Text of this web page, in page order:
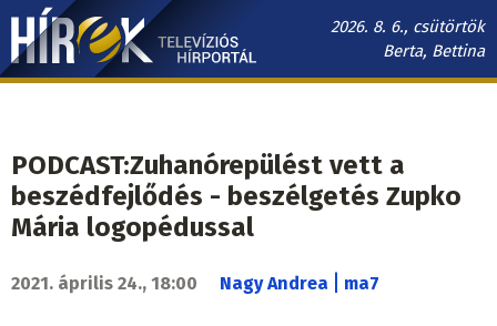
Ugrás
tartalomra
2026. 8. 6., csütörtök
Berta, Bettina
Hírek.sk
PODCAST:Zuhanórepülést vett a
beszédfejlődés - beszélgetés Zupko
Mária logopédussal
2021. április 24., 18:00 Nagy Andrea ma7